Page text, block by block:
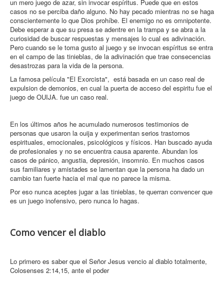
un mero juego de azar, sin invocar espíritus. Puede que en estos
casos no se perciba daño alguno. No hay pecado mientras no se haga
conscientemente lo que Dios prohíbe. El enemigo no es omnipotente.
Debe esperar a que su presa se adentre en la trampa y se abra a la
curiosidad de buscar respuestas y mensajes lo cual es adivinación.
Pero cuando se le toma gusto al juego y se invocan espíritus se entra
en el campo de las tinieblas, de la adivinación que trae consecencias
desastrozas para la vida de la persona.
La famosa película "El Exorcista", está basada en un caso real de
expulsion de demonios, en cual la puerta de acceso del espiritu fue el
juego de OUIJA. fue un caso real.
En los últimos años he acumulado numerosos testimonios de
personas que usaron la ouija y experimentan serios trastornos
espirituales, emocionales, psicológicos y físicos. Han buscado ayuda
de profesionales y no se encuentra causa aparente. Abundan los
casos de pánico, angustia, depresión, insomnio. En muchos casos
sus familiares y amistades se lamentan que la persona ha dado un
cambio tan fuerte hacia el mal que no parece la misma.
Por eso nunca aceptes jugar a las tinieblas, te querran convencer que
es un juego inofensivo, pero nunca lo hagas.
Como vencer el diablo
Lo primero es saber que el Señor Jesus vencio al diablo totalmente,
Colosenses 2:14,15, ante el poder